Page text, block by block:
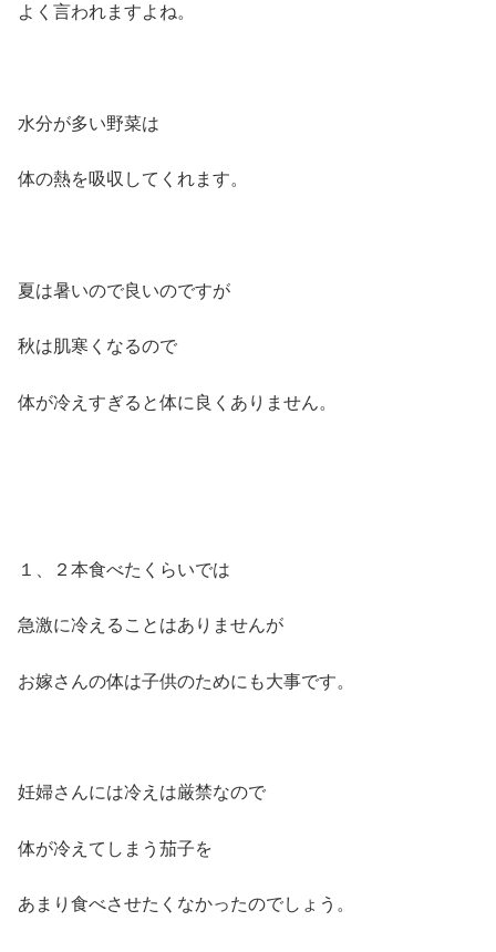
よく言われますよね。
水分が多い野菜は
体の熱を吸収してくれます。
夏は暑いので良いのですが
秋は肌寒くなるので
体が冷えすぎると体に良くありません。
１、２本食べたくらいでは
急激に冷えることはありませんが
お嫁さんの体は子供のためにも大事です。
妊婦さんには冷えは厳禁なので
体が冷えてしまう茄子を
あまり食べさせたくなかったのでしょう。